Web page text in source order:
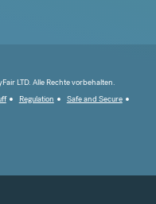
LTD. Alle Rechte vorbehalten.
Regulation
Safe and Secure